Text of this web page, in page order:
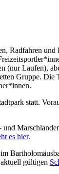
Radfahren
(nur Laufen),
Gruppe.
statt.
es hier.
gültigen